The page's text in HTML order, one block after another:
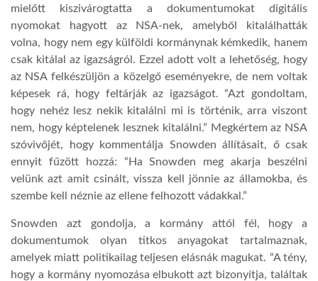
mielőtt kiszivárogtatta a dokumentumokat digitális
nyomokat hagyott az NSA-nek, amelyből kitalálhatták
volna, hogy nem egy külföldi kormánynak kémkedik, hanem
csak kitálal az igazságról. Ezzel adott volt a lehetőség, hogy
az NSA felkészüljön a közelgő eseményekre, de nem voltak
képesek rá, hogy feltárják az igazságot. “Azt gondoltam,
hogy nehéz lesz nekik kitalálni mi is történik, arra viszont
nem, hogy képtelenek lesznek kitalálni.” Megkértem az NSA
szóvivőjét, hogy kommentálja Snowden állításait, ő csak
ennyit fűzött hozzá: “Ha Snowden meg akarja beszélni
velünk azt amit csinált, vissza kell jönnie az államokba, és
szembe kell néznie az ellene felhozott vádakkal.”
Snowden azt gondolja, a kormány attól fél, hogy a
dokumentumok olyan titkos anyagokat tartalmaznak,
amelyek miatt politikailag teljesen elásnák magukat. “A tény,
hogy a kormány nyomozása elbukott azt bizonyítja, találtak